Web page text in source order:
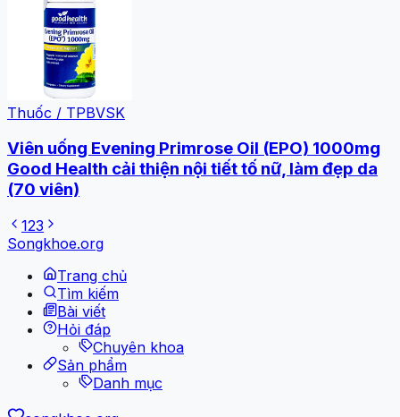
Thuốc / TPBVSK
Viên uống Evening Primrose Oil (EPO) 1000mg
Good Health cải thiện nội tiết tố nữ, làm đẹp da
(70 viên)
123
Songkhoe.org
Trang chủ
Tìm kiếm
Bài viết
Hỏi đáp
Chuyên khoa
Sản phẩm
Danh mục